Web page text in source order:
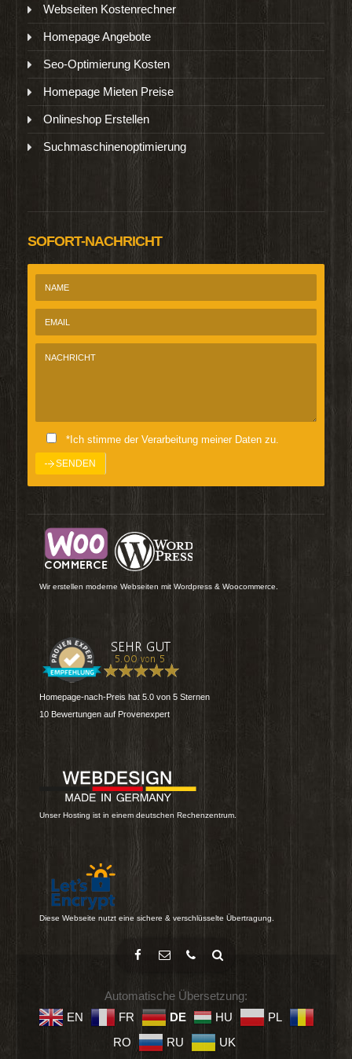
Webseiten Kostenrechner
Homepage Angebote
Seo-Optimierung Kosten
Homepage Mieten Preise
Onlineshop Erstellen
Suchmaschinenoptimierung
SOFORT-NACHRICHT
*Ich stimme der Verarbeitung meiner Daten zu.
Wir erstellen moderne Webseiten mit Wordpress & Woocommerce.
Homepage-nach-Preis hat 5.0 von 5 Sternen
10 Bewertungen auf Provenexpert
Unser Hosting ist in einem deutschen Rechenzentrum.
Diese Webseite nutzt eine sichere & verschlüsselte Übertragung.
Automatische Übersetzung:
EN
FR DE HU
PL
RO
RU UK